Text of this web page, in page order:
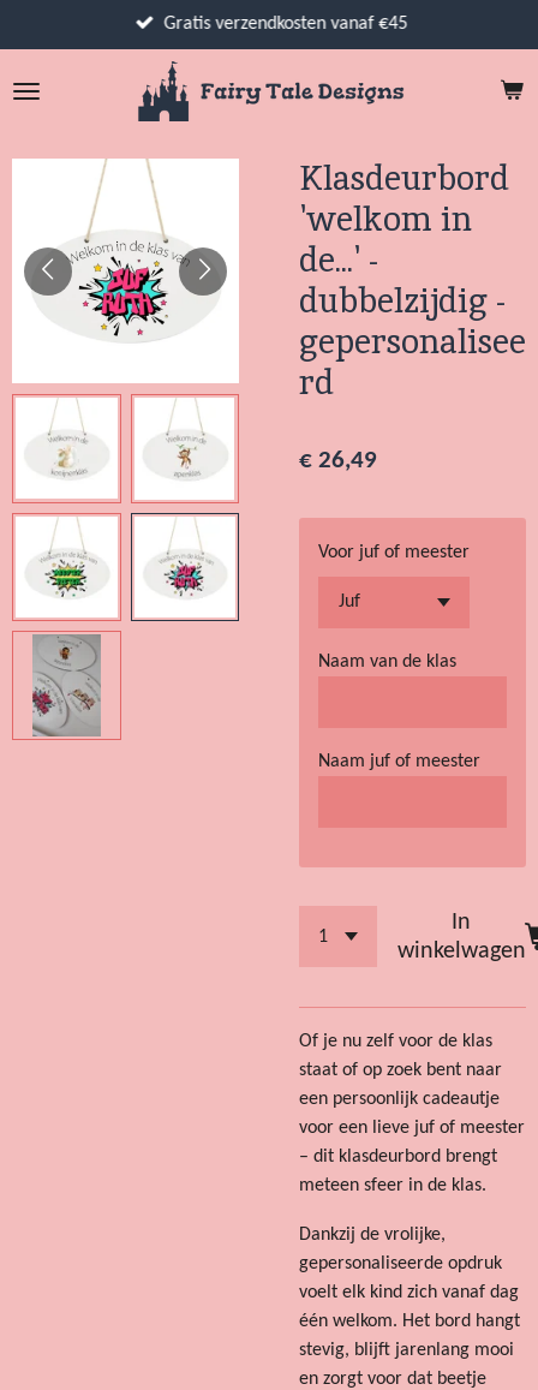
direct
naar
Gratis verzendkosten vanaf €45
Klasdeurbord
'welkom in
de...' -
dubbelzijdig -
gepersonalisee
rd
€ 26,49
Voor juf of meester
Naam van de klas
Naam juf of meester
In
winkelwagen
Of je nu zelf voor de klas
staat of op zoek bent naar
een persoonlijk cadeautje
voor een lieve juf of meester
– dit klasdeurbord brengt
meteen sfeer in de klas.
Dankzij de vrolijke,
gepersonaliseerde opdruk
voelt elk kind zich vanaf dag
één welkom. Het bord hangt
stevig, blijft jarenlang mooi
en zorgt voor dat beetje